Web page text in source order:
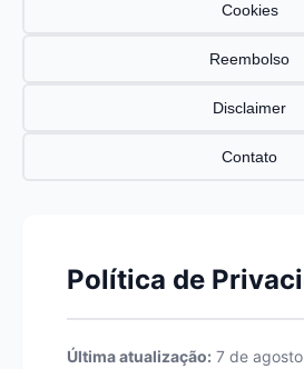
Cookies
Reembolso
Disclaimer
Contato
Política de
Última atualização: 7 de